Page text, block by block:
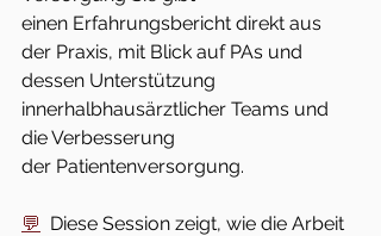
einen Erfahrungsbericht direkt aus
der Praxis, mit Blick auf PAs und
dessen Unterstützung
innerhalbhausärztlicher Teams und
die Verbesserung
der Patientenversorgung.
💬 Diese Session zeigt, wie die Arbeit